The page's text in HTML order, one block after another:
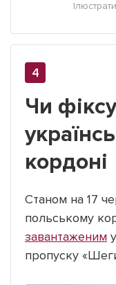
Чи
кордоні
Станом на 17
польському
завантаженим
пропуску